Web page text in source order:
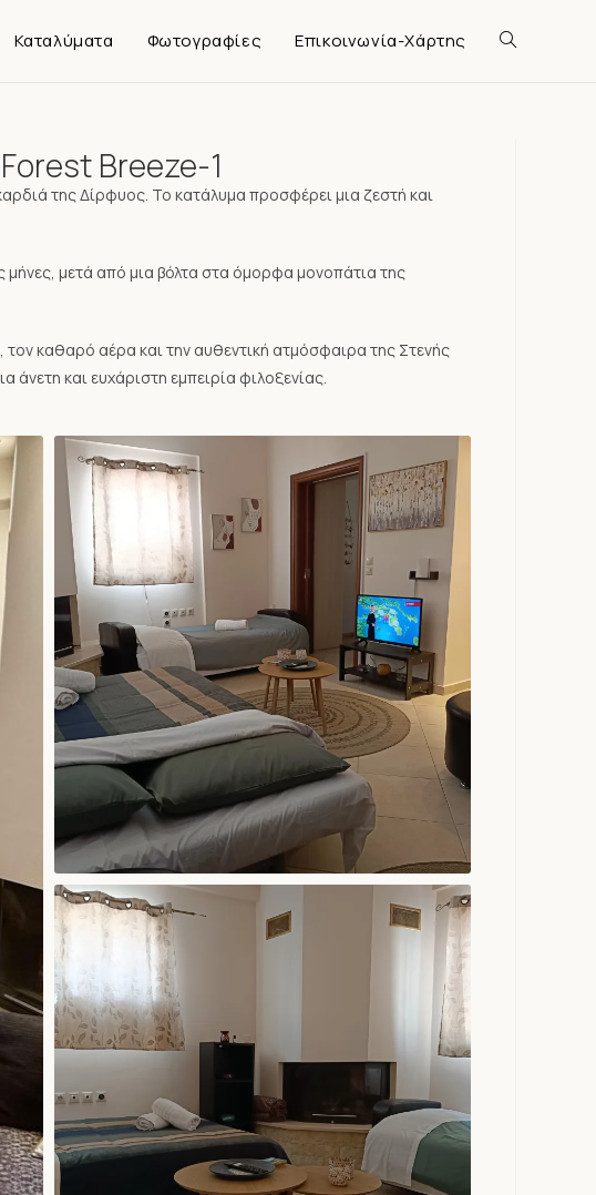
Καταλύματα Φωτογραφίες Επικοινωνία-Χάρτης
Breeze-1
της Δίρφυος. Το κατάλυμα προσφέρει μια ζεστή και
μήνες, μετά από μια βόλτα στα όμορφα μονοπάτια της
τον καθαρό αέρα και την αυθεντική ατμόσφαιρα της Στενής
και ευχάριστη εμπειρία φιλοξενίας.